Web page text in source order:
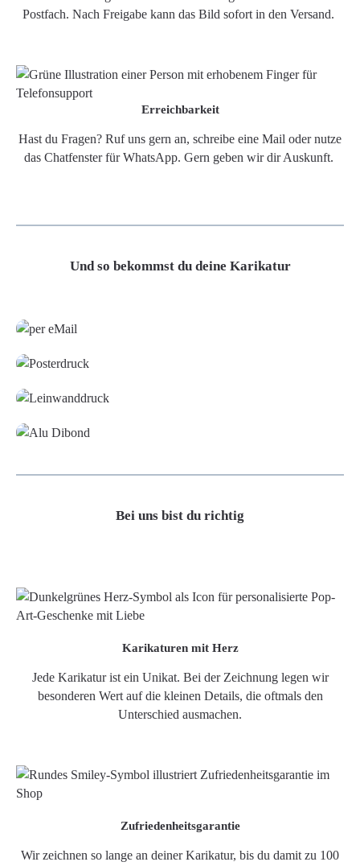
Postfach. Nach Freigabe kann das Bild sofort in den Versand.
Erreichbarkeit
Hast du Fragen? Ruf uns gern an, schreibe eine Mail oder nutze
das Chatfenster für WhatsApp. Gern geben wir dir Auskunft.
Und so bekommst du deine Karikatur
Bei uns bist du richtig
Karikaturen mit Herz
Jede Karikatur ist ein Unikat. Bei der Zeichnung legen wir
besonderen Wert auf die kleinen Details, die oftmals den
Unterschied ausmachen.
Zufriedenheitsgarantie
Wir zeichnen so lange an deiner Karikatur, bis du damit zu 100